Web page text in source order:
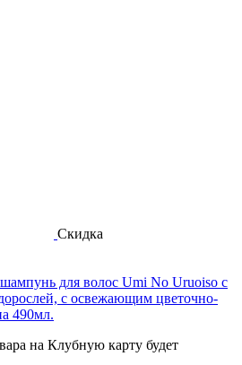
Скидка
для волос Umi No Uruoiso с
с освежающим цветочно-
490мл.
на Клубную карту будет